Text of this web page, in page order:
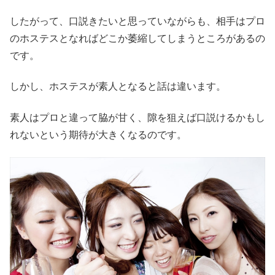
したがって、口説きたいと思っていながらも、相手はプロ
のホステスとなればどこか萎縮してしまうところがあるの
です。
しかし、ホステスが素人となると話は違います。
素人はプロと違って脇が甘く、隙を狙えば口説けるかもし
れないという期待が大きくなるのです。